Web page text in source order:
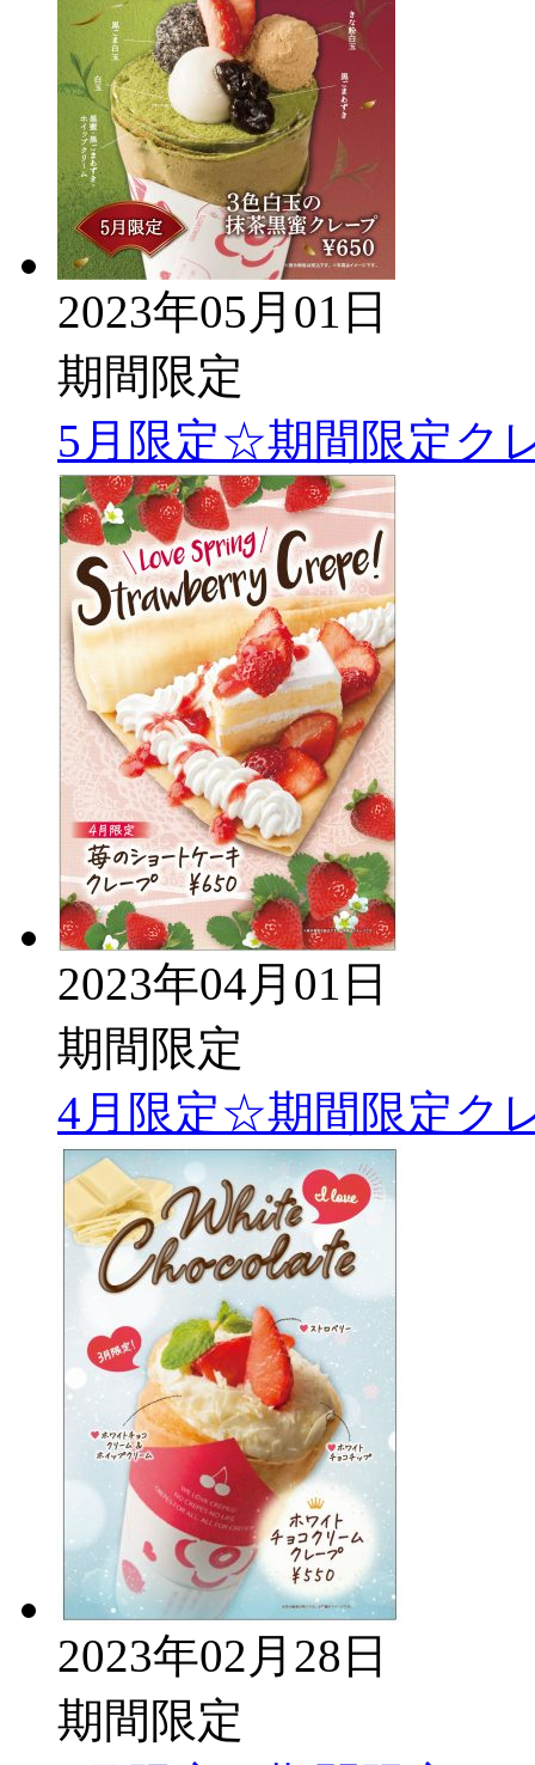
2023年05月01日
期間限定
5月限定☆期間限定ク
2023年04月01日
期間限定
4月限定☆期間限定ク
2023年02月28日
期間限定